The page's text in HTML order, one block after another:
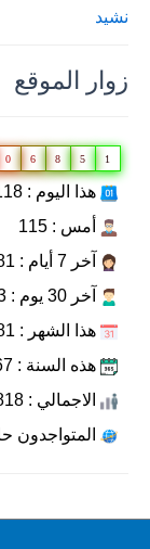
نشيد
زوار الموقع
0 6 8 5 1
هذا اليوم : 118
أمس : 115
آخر 7 أيام : 1081
آخر 30 يوم : 3353
هذا الشهر : 1081
هذه السنة : 25467
الاجمالي : 489818
المتواجدون